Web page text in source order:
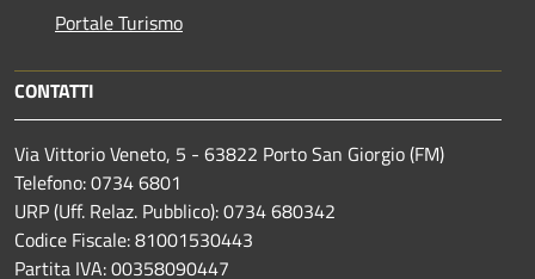
Portale Turismo
CONTATTI
Via Vittorio Veneto, 5 - 63822 Porto San Giorgio (FM)
Telefono: 0734 6801
URP (Uff. Relaz. Pubblico): 0734 680342
Codice Fiscale: 81001530443
Partita IVA: 00358090447